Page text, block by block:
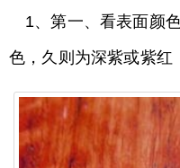
1、第一、看表面颜
色，久则为深紫或紫红